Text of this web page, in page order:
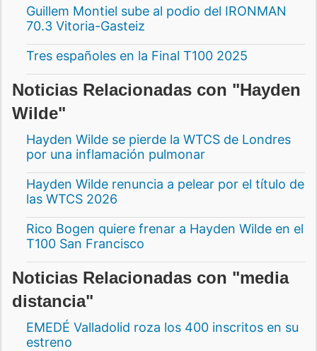
Guillem Montiel sube al podio del IRONMAN
70.3 Vitoria-Gasteiz
Tres españoles en la Final T100 2025
Noticias Relacionadas con "Hayden
Wilde"
Hayden Wilde se pierde la WTCS de Londres
por una inflamación pulmonar
Hayden Wilde renuncia a pelear por el título de
las WTCS 2026
Rico Bogen quiere frenar a Hayden Wilde en el
T100 San Francisco
Noticias Relacionadas con "media
distancia"
EMEDÉ Valladolid roza los 400 inscritos en su
estreno